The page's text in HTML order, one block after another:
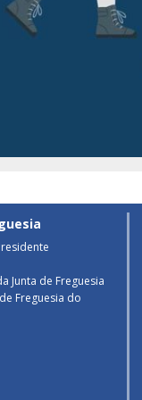
Junta de Freguesia
Freguesia do